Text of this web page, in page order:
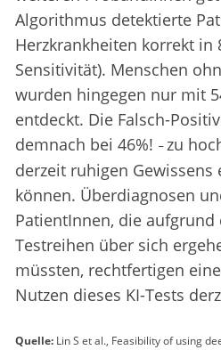
Algorithmus detektierte
Herzkrankheiten korrekt in
Sensitivität). Menschen
wurden hingegen nur mit
entdeckt. Die Falsch-
demnach bei 46%! – zu
derzeit ruhigen Gewissens
können. Überdiagnosen
PatientInnen, die
Testreihen über sich
müssten, rechtfertigen
Nutzen dieses KI-Tests
Quelle: Lin S et al., Feasibility of using